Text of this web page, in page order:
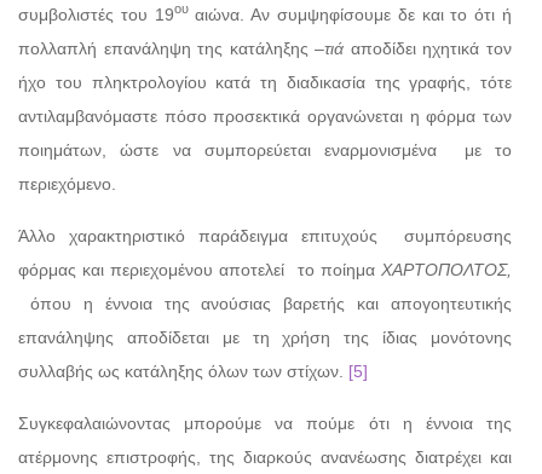
συμβολιστές του 19ουαιώνα. Αν συμψηφίσουμε δε και το ότι ή
πολλαπλή επανάληψη της κατάληξης –τιά αποδίδει ηχητικά τον
ήχο του πληκτρολογίου κατά τη διαδικασία της γραφής, τότε
αντιλαμβανόμαστε πόσο προσεκτικά οργανώνεται η φόρμα των
ποιημάτων, ώστε να συμπορεύεται εναρμονισμένα με το
περιεχόμενο.
Άλλο χαρακτηριστικό παράδειγμα επιτυχούς συμπόρευσης
φόρμας και περιεχομένου αποτελεί το ποίημα ΧΑΡΤΟΠΟΛΤΟΣ,
όπου η έννοια της ανούσιας βαρετής και απογοητευτικής
επανάληψης αποδίδεται με τη χρήση της ίδιας μονότονης
συλλαβής ως κατάληξης όλων των στίχων. [5]
Συγκεφαλαιώνοντας μπορούμε να πούμε ότι η έννοια της
ατέρμονης επιστροφής, της διαρκούς ανανέωσης διατρέχει και